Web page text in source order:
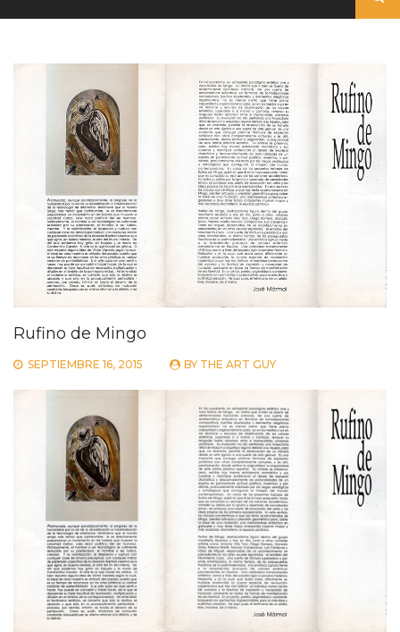
Rufino de Mingo
SEPTIEMBRE 16, 2015 BY THE ART GUY